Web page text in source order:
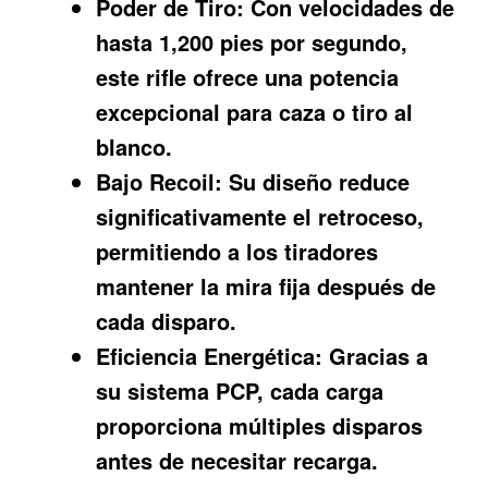
Poder de Tiro: Con velocidades de
hasta 1,200 pies por segundo,
este rifle ofrece una potencia
excepcional para caza o tiro al
blanco.
Bajo Recoil: Su diseño reduce
significativamente el retroceso,
permitiendo a los tiradores
mantener la mira fija después de
cada disparo.
Eficiencia Energética: Gracias a
su sistema PCP, cada carga
proporciona múltiples disparos
antes de necesitar recarga.